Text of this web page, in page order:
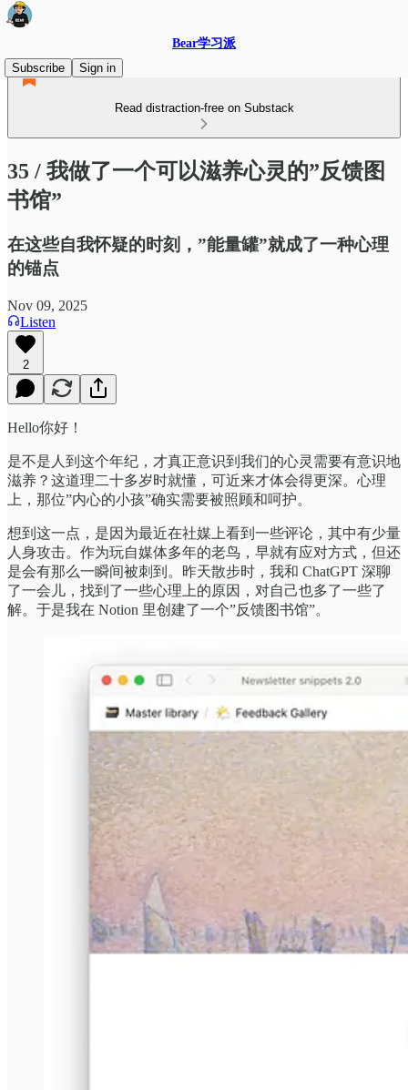
Bear学习派
Subscribe
Sign in
Read distraction-free on Substack
35 / 我做了一个可以滋养心灵的”反馈图
书馆”
在这些自我怀疑的时刻，”能量罐”就成了一种心理
的锚点
Nov 09, 2025
Listen
2
Hello你好！
是不是人到这个年纪，才真正意识到我们的心灵需要有意识地
滋养？这道理二十多岁时就懂，可近来才体会得更深。心理
上，那位”内心的小孩”确实需要被照顾和呵护。
想到这一点，是因为最近在社媒上看到一些评论，其中有少量
人身攻击。作为玩自媒体多年的老鸟，早就有应对方式，但还
是会有那么一瞬间被刺到。昨天散步时，我和 ChatGPT 深聊
了一会儿，找到了一些心理上的原因，对自己也多了一些了
解。于是我在 Notion 里创建了一个”反馈图书馆”。